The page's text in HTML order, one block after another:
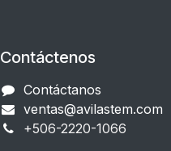
Contáctenos
Contáctanos
ventas@avilastem.com
+506-2220-1066​